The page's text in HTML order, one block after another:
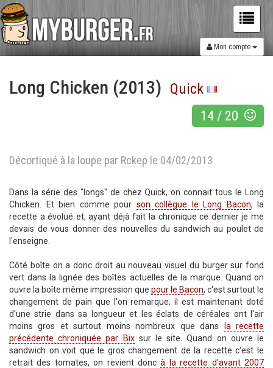
Mon compte
Long Chicken (2013) Quick
14/ 20
Décortiqué à la loupe par Rckep le 04/02/2013
Dans la série des "longs" de chez Quick, on connait tous le Long
Chicken. Et bien comme pour son collègue le Long Bacon, la
recette a évolué et, ayant déjà fait la chronique ce dernier je me
devais de vous donner des nouvelles du sandwich au poulet de
l'enseigne.
Côté boîte on a donc droit au nouveau visuel du burger sur fond
vert dans la lignée des boîtes actuelles de la marque. Quand on
ouvre la boîte même impression que pour le Bacon, c'est surtout le
changement de pain que l'on remarque, il est maintenant doté
d'une strie dans sa longueur et les éclats de céréales ont l'air
moins gros et surtout moins nombreux que dans
la recette
précédente chroniquée par Bixsur le site. Quand on ouvre le
sandwich on voit que le gros changement de la recette c'est le
retrait des tomates, on revient doncà la recette d'avant 2007